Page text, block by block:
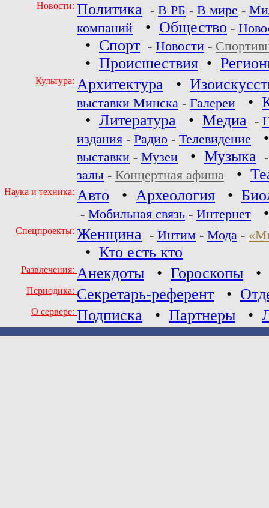
Новости: Политика - В РБ - В мире -
компаний
• Общество -
• Спорт - Новости -
• Происшествия •
Культура: Архитектура •
выставки Минска - Галереи •
• Литература • Медиа -
издания - Радио - Телевидение
выставки - Музеи • Музыка
залы - Концертная афиша •
Наука и техника: Авто • Археология •
- Мобильная связь - Интернет
Спецпроекты: Женщина - Интим - Мода -
• Кто есть кто
Развлечения: Анекдоты • Гороскопы •
Периодика: Секретарь-референт •
О сервере: Подписка • Партнеры •